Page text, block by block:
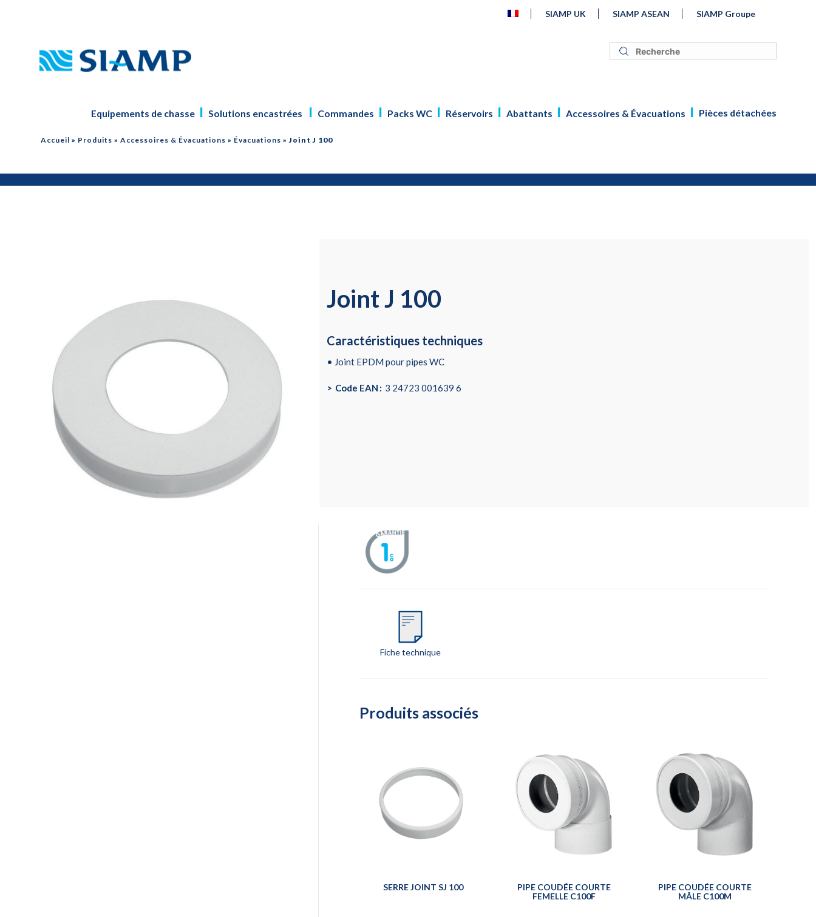
SIAMP UK SIAMP ASEAN SIAMP Groupe
Equipements de chasse Solutions encastrées Commandes Packs WC Réservoirs Abattants Accessoires & Évacuations Pièces détachées
Accueil » Produits » Accessoires & Évacuations » Évacuations »Joint J 100
Joint J 100
Caractéristiques techniques
• Joint EPDM pour pipes WC
Code EAN 3 24723 001639 6
Fiche technique
Produits associés
SERRE JOINT SJ 100
PIPE COUDÉE COURTE
FEMELLE C100F
PIPE COUDÉE COURTE
MÂLE C100M